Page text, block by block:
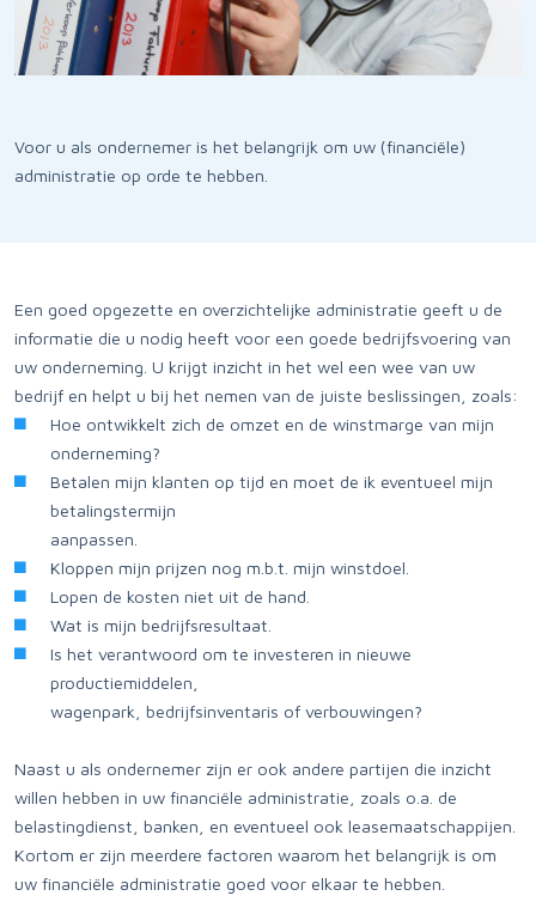
Voor u als ondernemer is het belangrijk om uw (financiële)
administratie op orde te hebben.
Een goed opgezette en overzichtelijke administratie geeft u de
informatie die u nodig heeft voor een goede bedrijfsvoering van
uw onderneming. U krijgt inzicht in het wel een wee van uw
bedrijf en helpt u bij het nemen van de juiste beslissingen, zoals:
Hoe ontwikkelt zich de omzet en de winstmarge van mijn
onderneming?
Betalen mijn klanten op tijd en moet de ik eventueel mijn
betalingstermijn
aanpassen.
Kloppen mijn prijzen nog m.b.t. mijn winstdoel.
Lopen de kosten niet uit de hand.
Wat is mijn bedrijfsresultaat.
Is het verantwoord om te investeren in nieuwe
productiemiddelen,
wagenpark, bedrijfsinventaris of verbouwingen?
Naast u als ondernemer zijn er ook andere partijen die inzicht
willen hebben in uw financiële administratie, zoals o.a. de
belastingdienst, banken, en eventueel ook leasemaatschappijen.
Kortom er zijn meerdere factoren waarom het belangrijk is om
uw financiële administratie goed voor elkaar te hebben.